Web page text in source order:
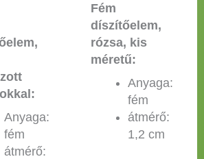
Anyaga:
fém
átmérő:
Fém
díszítőelem,
rózsa, kis
méretű:
Anyaga:
fém
átmérő:
1,2 cm